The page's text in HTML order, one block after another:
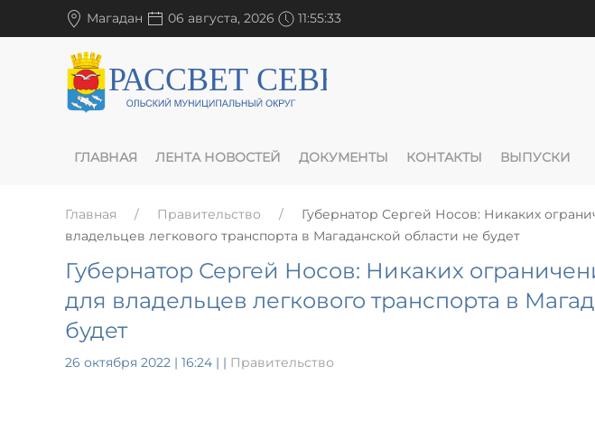
Магадан 06 августа, 2026 11:55:33
ГЛАВНАЯ ЛЕНТА НОВОСТЕЙ ДОКУМЕНТЫ КОНТАКТЫ ВЫПУСКИ
Главная Правительство
Губернатор Сергей Носов: Никаких
владельцев легкового транспорта в Магаданской области не будет
Губернатор Сергей Носов: Никаких
для владельцев легкового транспорта в
будет
26 октября 2022 | 16:24 | | Правительство